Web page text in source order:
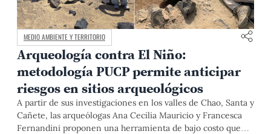
MEDIO AMBIENTE Y TERRITORIO
Arqueología contra El Niño:
metodología PUCP permite anticipar
riesgos en sitios arqueológicos
A partir de sus investigaciones en los valles de Chao, Santa y
Cañete, las arqueólogas Ana Cecilia Mauricio y Francesca
Fernandini proponen una herramienta de bajo costo que